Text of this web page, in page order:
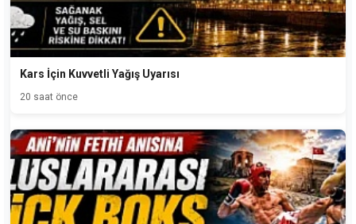
Kars İçin Kuvvetli Yağış Uyarısı
20 saat önce